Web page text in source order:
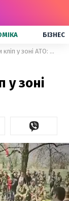
БІЗНЕС
"Гайдамаки" зняли кліп у зоні АТО: прем'єра
у зоні